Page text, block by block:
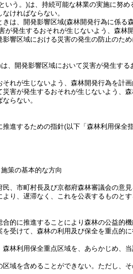
いう。)は、持続可能な林業の実施に努
ければならない。
きは、開発影響区域(森林開発行為に係る
が発生するおそれが生じないよう、森林
響区域における災害の発生の防止のた
は、開発影響区域において災害が発生す
れが生じないよう、森林開発行為を計
害が発生するおそれが生じないよう、
らない。
推進するための指針(以下「森林利用保全
策の基本的な方向
、市町村長及び京都府森林審議会の意見
り、遅滞なく、これを公表するものとす
的に推進することにより森林の公益的
受けて、森林の利用及び保全を重点的
林利用保全重点区域を、あらかじめ、
域を含めることができない。 ただし、